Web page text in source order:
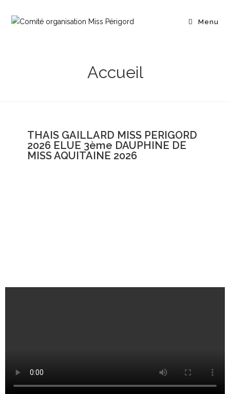
Menu
Accueil
THAIS GAILLARD MISS PERIGORD
2026 ELUE 3ème DAUPHINE DE
MISS AQUITAINE 2026